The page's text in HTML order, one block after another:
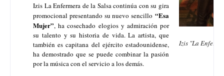
Izis "La
Izis La Enfermera de la Salsa continúa con su gira
promocional presentando su nuevo sencillo “Esa
Mujer”, ha cosechado elogios y admiración por
su talento y su historia de vida. La artista, que
también es capitana del ejército estadounidense,
ha demostrado que se puede combinar la pasión
por la música con el servicio a los demás.